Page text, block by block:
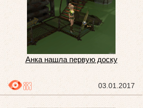
Анка нашла первую доску
03.01.2017
883